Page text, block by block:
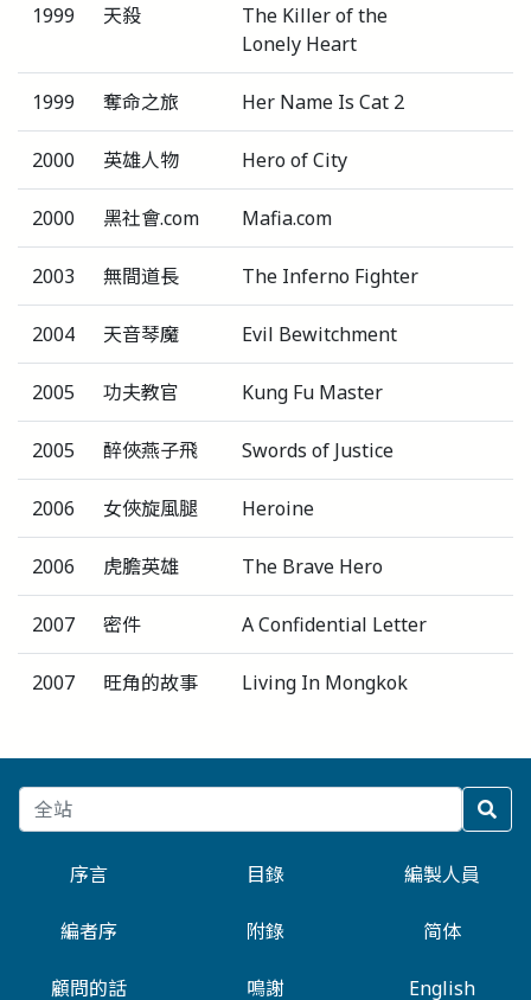
1999 天殺
The Killer of the
Lonely Heart
1999 奪命之旅 Her Name Is Cat 2
2000 英雄人物 Hero of City
2000 黑社會.com Mafia.com
2003 無間道長 The Inferno Fighter
2004 天音琴魔 Evil Bewitchment
2005 功夫教官 Kung Fu Master
2005 醉俠燕子飛 Swords of Justice
2006 女俠旋風腿 Heroine
2006 虎膽英雄 The Brave Hero
2007 密件 A Confidential Letter
2007 旺角的故事 Living In Mongkok
序言 目錄 編製人員
編者序 附錄 简体
顧問的話 鳴謝 English